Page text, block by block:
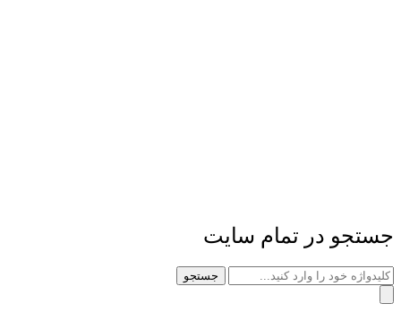
جستجو در تمام سایت
جستجو